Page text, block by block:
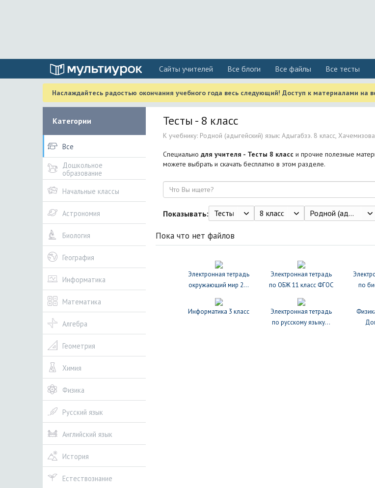
Cайты учителей Все блоги Все файлы Все тесты
Наслаждайтесь радостью окончания учебного года весь следующий! Доступ к материалами на
Категории
Все
Дошкольное
образование
Начальные классы
Астрономия
Биология
География
Информатика
Математика
Алгебра
Геометрия
Химия
Физика
Русский язык
Английский язык
История
Естествознание
Тесты - 8 класс
К учебнику: Родной (адыгейский) язык: Адыгабзэ. 8 класс,
Специально для учителя - Тесты 8 класс и прочие полезные
можете выбрать и скачать бесплатно в этом разделе.
Поиск
Показывать: Тесты 8 класс Родной (адыгейский) язык: Адыгабзэ. 8 класс, Хачемизова М.А., ООО "Качество"
Пока что нет файлов
Электронная тетрадь
окружающий мир 2...
Электронная тетрадь
по ОБЖ 11 класс ФГОС
по
Информатика 3 класс
Электронная тетрадь
по русскому языку...